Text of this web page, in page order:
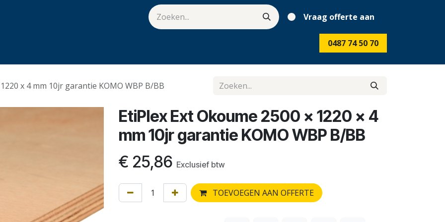
Vraag offerte aan
0487 74 50 70
x 4 mm 10jr garantie KOMO WBP B/BB
EtiPlex Ext Okoume 2500 x 1220 x 4
mm 10jr garantie KOMO WBP B/BB
€ 25,86 Exclusief btw
TOEVOEGEN AAN OFFERTE